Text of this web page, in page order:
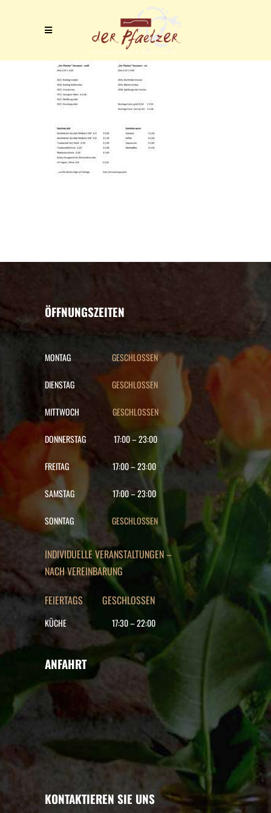
ÖFFNUNGSZEITEN
MONTAG GESCHLOSSEN
DIENSTAG GESCHLOSSEN
MITTWOCH GESCHLOSSEN
DONNERSTAG 17:00–23:00
FREITAG 17:00–23:00
SAMSTAG 17:00–23:00
SONNTAG GESCHLOSSEN
INDIVIDUELLE VERANSTALTUNGEN –
NACH VEREINBARUNG
FEIERTAGS GESCHLOSSEN
KÜCHE 17:30–22:00
ANFAHRT
KONTAKTIEREN SIE UNS